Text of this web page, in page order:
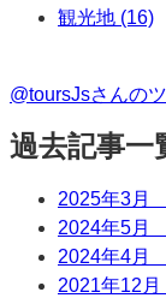
観光地 (16)
@toursJsさんの
過去記事一
2025年3月
2024年5月
2024年4月
2021年12